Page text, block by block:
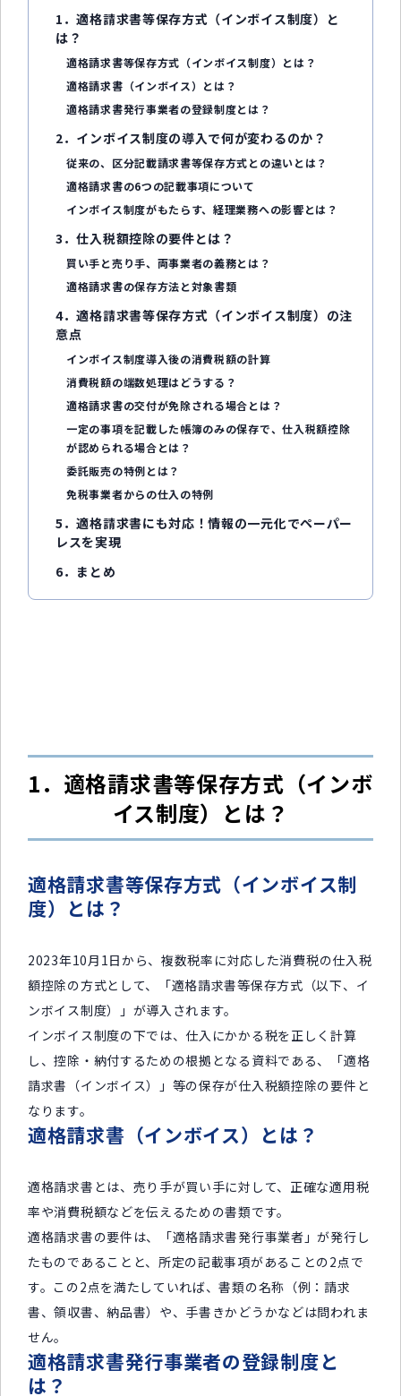
1．適格請求書等保存方式（インボイス制度）と
は？
適格請求書等保存方式（インボイス制度）とは？
適格請求書（インボイス）とは？
適格請求書発行事業者の登録制度とは？
2．インボイス制度の導入で何が変わるのか？
従来の、区分記載請求書等保存方式との違いとは？
適格請求書の6つの記載事項について
インボイス制度がもたらす、経理業務への影響とは？
3．仕入税額控除の要件とは？
買い手と売り手、両事業者の義務とは？
適格請求書の保存方法と対象書類
4．適格請求書等保存方式（インボイス制度）の注
意点
インボイス制度導入後の消費税額の計算
消費税額の端数処理はどうする？
適格請求書の交付が免除される場合とは？
一定の事項を記載した帳簿のみの保存で、仕入税額控除
が認められる場合とは？
委託販売の特例とは？
免税事業者からの仕入の特例
5．適格請求書にも対応！情報の一元化でペーパー
レスを実現
6．まとめ
1．適格請求書等保存方式（インボ
イス制度）とは？
適格請求書等保存方式（インボイス制
度）とは？
2023年10月1日から、複数税率に対応した消費税の仕入税
額控除の方式として、「適格請求書等保存方式（以下、イ
ンボイス制度）」が導入されます。
インボイス制度の下では、仕入にかかる税を正しく計算
し、控除・納付するための根拠となる資料である、「適格
請求書（インボイス）」等の保存が仕入税額控除の要件と
なります。
適格請求書（インボイス）とは？
適格請求書とは、売り手が買い手に対して、正確な適用税
率や消費税額などを伝えるための書類です。
適格請求書の要件は、「適格請求書発行事業者」が発行し
たものであることと、所定の記載事項があることの2点で
す。この2点を満たしていれば、書類の名称（例：請求
書、領収書、納品書）や、手書きかどうかなどは問われま
せん。
適格請求書発行事業者の登録制度と
は？